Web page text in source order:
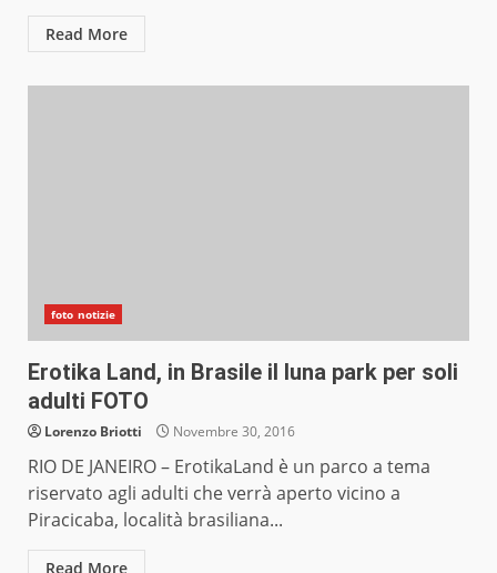
Read More
foto notizie
Erotika Land, in Brasile il luna park per soli
adulti FOTO
Lorenzo Briotti Novembre 30, 2016
RIO DE JANEIRO – ErotikaLand è un parco a tema
riservato agli adulti che verrà aperto vicino a
Piracicaba, località brasiliana...
Read More